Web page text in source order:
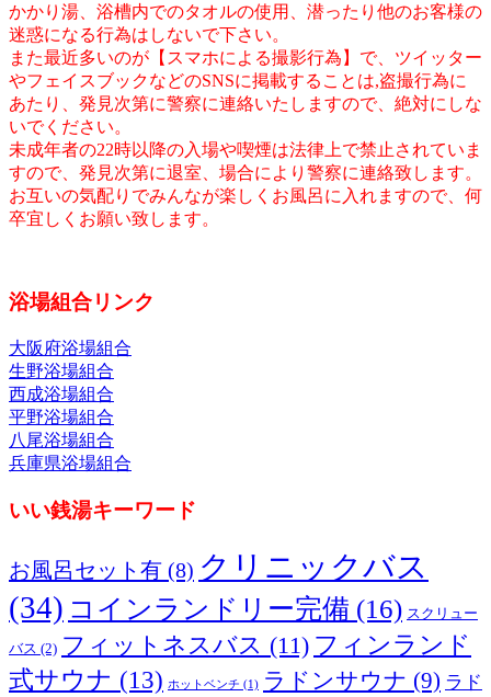
かかり湯、浴槽内でのタオルの使用、潜ったり他のお客様の
迷惑になる行為はしないで下さい。
また最近多いのが【スマホによる撮影行為】で、ツイッター
やフェイスブックなどのSNSに掲載することは,盗撮行為に
あたり、発見次第に警察に連絡いたしますので、絶対にしな
いでください。
未成年者の22時以降の入場や喫煙は法律上で禁止されていま
すので、発見次第に退室、場合により警察に連絡致します。
お互いの気配りでみんなが楽しくお風呂に入れますので、何
卒宜しくお願い致します。
浴場組合リンク
大阪府浴場組合
生野浴場組合
西成浴場組合
平野浴場組合
八尾浴場組合
兵庫県浴場組合
いい銭湯キーワード
お風呂セット有 (8) クリニックバス
(34) コインランドリー完備 (16) スクリュー
バス (2) フィットネスバス (11) フィンランド
式サウナ (13) ホットベンチ (1) ラドンサウナ (9) ラド